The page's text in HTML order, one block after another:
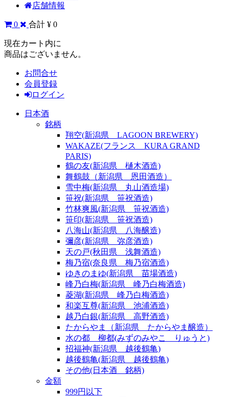
店舗情報
0 合計 ¥ 0
現在カート内に
商品はございません。
お問合せ
会員登録
ログイン
日本酒
銘柄
翔空(新潟県 LAGOON BREWERY)
WAKAZE(フランス KURA GRAND
PARIS)
鶴の友(新潟県 樋木酒造)
舞鶴鼓（新潟県 恩田酒造）
雪中梅(新潟県 丸山酒造場)
笹祝(新潟県 笹祝酒造)
竹林爽風(新潟県 笹祝酒造)
笹印(新潟県 笹祝酒造)
八海山(新潟県 八海醸造)
彌彦(新潟県 弥彦酒造)
天の戸(秋田県 浅舞酒造)
梅乃宿(奈良県 梅乃宿酒造)
ゆきのまゆ(新潟県 苗場酒造)
峰乃白梅(新潟県 峰乃白梅酒造)
菱湖(新潟県 峰乃白梅酒造)
和楽互尊(新潟県 池浦酒造)
越乃白銀(新潟県 高野酒造)
たからやま（新潟県 たからやま醸造）
水の都 柳都(みずのみやこ りゅうと)
招福神(新潟県 越後鶴亀)
越後鶴亀(新潟県 越後鶴亀)
その他(日本酒 銘柄)
金額
999円以下